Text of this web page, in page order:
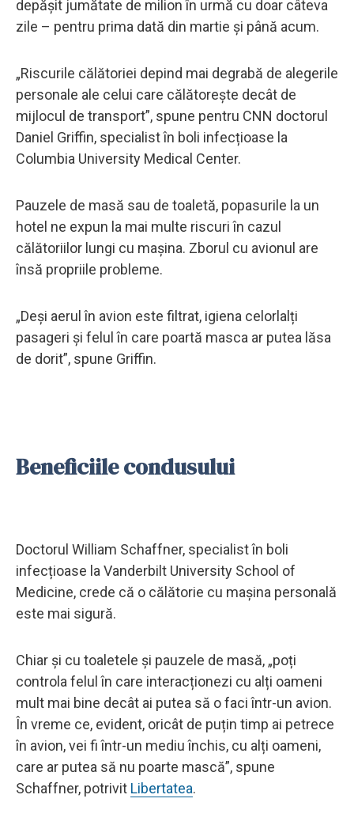
depășit jumătate de milion în urmă cu doar câteva
zile – pentru prima dată din martie și până acum.
„Riscurile călătoriei depind mai degrabă de alegerile
personale ale celui care călătorește decât de
mijlocul de transport”, spune pentru CNN doctorul
Daniel Griffin, specialist în boli infecțioase la
Columbia University Medical Center.
Pauzele de masă sau de toaletă, popasurile la un
hotel ne expun la mai multe riscuri în cazul
călătoriilor lungi cu mașina. Zborul cu avionul are
însă propriile probleme.
„Deși aerul în avion este filtrat, igiena celorlalți
pasageri și felul în care poartă masca ar putea lăsa
de dorit”, spune Griffin.
Beneficiile condusului
Doctorul William Schaffner, specialist în boli
infecțioase la Vanderbilt University School of
Medicine, crede că o călătorie cu mașina personală
este mai sigură.
Chiar și cu toaletele și pauzele de masă, „poți
controla felul în care interacționezi cu alți oameni
mult mai bine decât ai putea să o faci într-un avion.
În vreme ce, evident, oricât de puțin timp ai petrece
în avion, vei fi într-un mediu închis, cu alți oameni,
care ar putea să nu poarte mască”, spune
Schaffner, potrivit Libertatea.